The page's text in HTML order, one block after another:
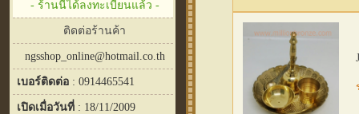
- ร้านนี้ได้ลงทะเบียนแล้ว -
ติดต่อร้านค้า
ngsshop_online@hotmail.co.th
เบอร์ติดต่อ : 0914465541
เปิดเมื่อวันที่ : 18/11/2009